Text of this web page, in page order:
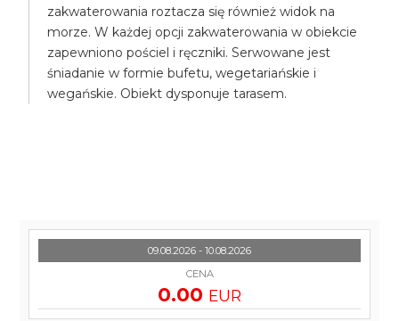
zakwaterowania roztacza się również widok na
morze. W każdej opcji zakwaterowania w obiekcie
zapewniono pościel i ręczniki. Serwowane jest
śniadanie w formie bufetu, wegetariańskie i
wegańskie. Obiekt dysponuje tarasem.
09.08.2026 - 10.08.2026
CENA
0.00 EUR